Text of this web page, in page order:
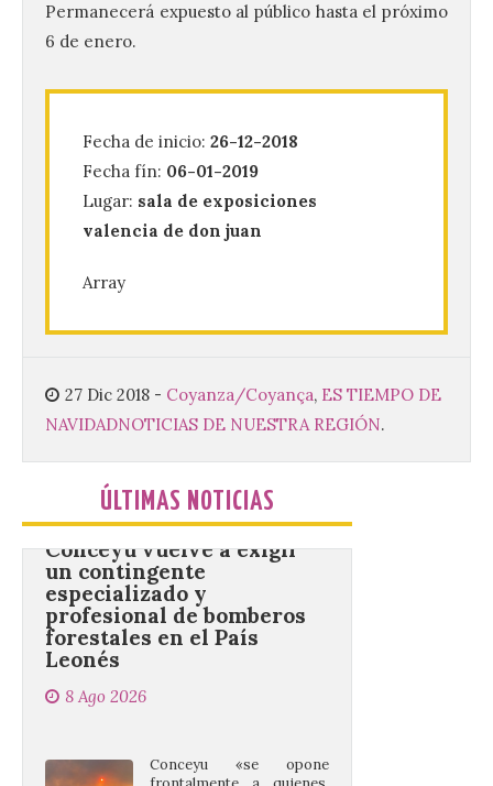
Permanecerá expuesto al público hasta el próximo
6 de enero.
Fecha de inicio: 26-12-2018
Fecha fín: 06-01-2019
Lugar: sala de exposiciones
valencia de don juan
Array
27 Dic 2018 - Coyanza/Coyança, ES TIEMPO DE
NAVIDADNOTICIAS DE NUESTRA REGIÓN.
ÚLTIMAS NOTICIAS
creación musical con el I
Composición Coral Sacra
8 Ago 2026
Este certamen,
(UPSA), premiará composiciones
podrán presentarse hasta el 30 de
noviembre. La Universidad, a […]
Conceyu vuelve a exigir
un contingente
especializado y
profesional de bomberos
forestales en el País
Leonés
8 Ago 2026
“descomunidad”